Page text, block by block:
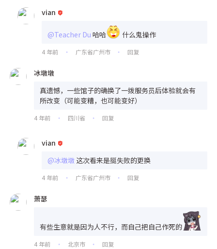
vian
@Teacher Du 哈哈 什么鬼操作
4 年前 • 广东省广州市 • 回复
冰墩墩
真遗憾，一些馆子的确换了一拨服务员后体验就会有
所改变（可能变糟，也可能变好）
4 年前 • 四川省 • 回复
vian
@冰墩墩 这次看来是挺失败的更换
4 年前 • 广东省广州市 • 回复
萧瑟
有些生意就是因为人不行，而自己把自己作死的
4 年前 • 北京市 • 回复